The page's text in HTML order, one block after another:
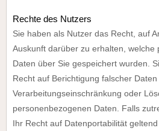
Rechte des Nutzers
Sie haben als Nutzer das Recht, auf
Auskunft darüber zu erhalten, welche
Daten über Sie gespeichert wurden.
Recht auf Berichtigung falscher
Verarbeitungseinschränkung oder
personenbezogenen Daten. Falls
Ihr Recht auf Datenportabilität